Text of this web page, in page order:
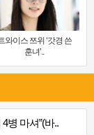
와이스 쯔위 ‘갓경 쓴
훈녀’..
병 마셔”(바..